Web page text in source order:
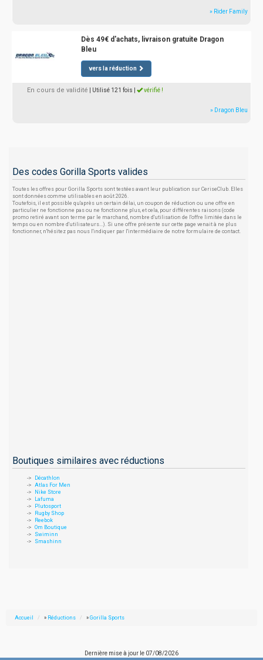
» Rider Family
Dès 49€ d'achats, livraison gratuite Dragon
Bleu
vers la réduction
En cours de validité | Utilisé 121 fois vérifié !
» Dragon Bleu
Des codes Gorilla Sports valides
Toutes les offres pour Gorilla Sports sont testées avant leur publication sur CeriseClub. Elles
sont données comme utilisables en août 2026.
Toutefois, il est possible qu'après un certain délai, un coupon de réduction ou une offre en
particulier ne fonctionne pas ou ne fonctionne plus, et cela, pour différentes raisons (code
promo retiré avant son terme par le marchand, nombre d'utilisation de l'offre limitée dans le
temps ou en nombre d'utilisateurs...). Si une offre présente sur cette page venait à ne plus
fonctionner, n'hésitez pas nous l'indiquer par l'intermédiaire de notre formulaire de contact.
Boutiques similaires avec réductions
Décathlon
Atlas For Men
Nike Store
Lafuma
Plutosport
Rugby Shop
Reebok
Om Boutique
Swiminn
Smashinn
Accueil » Réductions » Gorilla Sports
Dernière mise à jour le 07/08/2026